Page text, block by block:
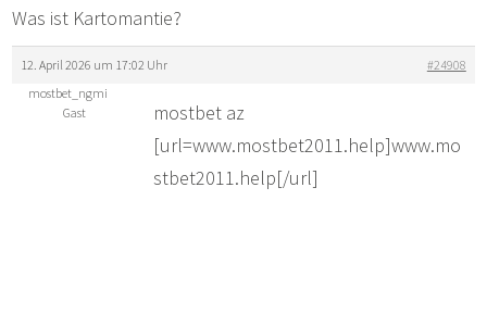
Was ist Kartomantie?
12. April 2026 um 17:02 Uhr
#24908
mostbet_ngmi
Gast
mostbet az
[url=www.mostbet2011.help]www.mo
stbet2011.help[/url]